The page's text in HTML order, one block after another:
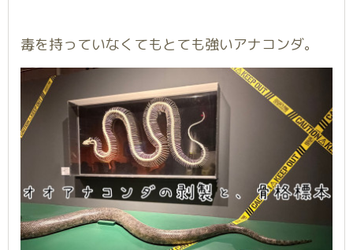
毒を持っていなくてもとても強いアナコンダ。